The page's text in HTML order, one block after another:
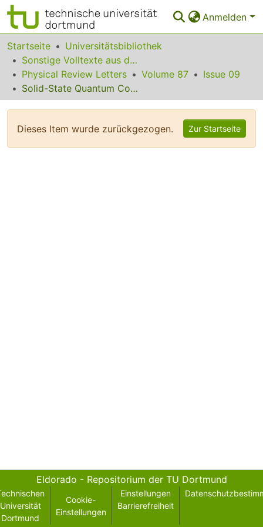
Anmelden
Bereiche & Sammlungen
Das gesamte Repositorium
Statistiken
Startseite
Universitätsbibliothek
Sonstige Volltexte aus dem Bibliotheksangebot
Physical Review Letters
Volume 87
Issue 09
Solid-State Quantum Computer Based on Scanning Tunneling Microscopy
Dieses Item wurde zurückgezogen. Zur Startseite
Eldorado - Repositorium der TU Dortmund
Universität
Dortmund
Cookie-
Einstellungen
Einstellungen
Barrierefreiheit